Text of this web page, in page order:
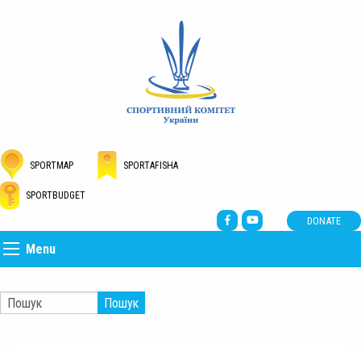
SPORTMAP SPORTAFISHA
SPORTBUDGET
DONATE
Menu
Пошук